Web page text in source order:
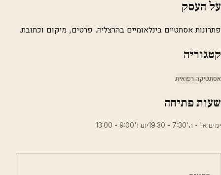
על העסק
פתרונות אסתטיים בינלאומיים בהרצליה. פרטים, מיקום וכתובת.
קטגוריה
אסתטיקה רפואית
שעות פתיחה
ימים א' - ה'7:30 - 19:30יום ו'9:00 - 13:00